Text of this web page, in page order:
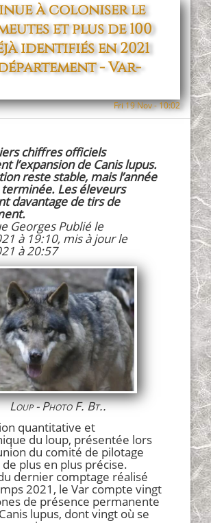
à coloniser le
et plus de 100
identifiés en 2021
- Var-
Fri 19 Nov - 10:02
chiffres officiels
l’expansion de Canis lupus.
reste stable, mais l’année
terminée. Les éleveurs
davantage de tirs de
Georges Publié le
à 19:10, mis à jour le
à 20:57
Loup - Photo F. Bt..
quantitative et
du loup, présentée lors
du comité de pilotage
plus en plus précise.
dernier comptage réalisé
2021, le Var compte vingt
de présence permanente
lupus, dont vingt où se